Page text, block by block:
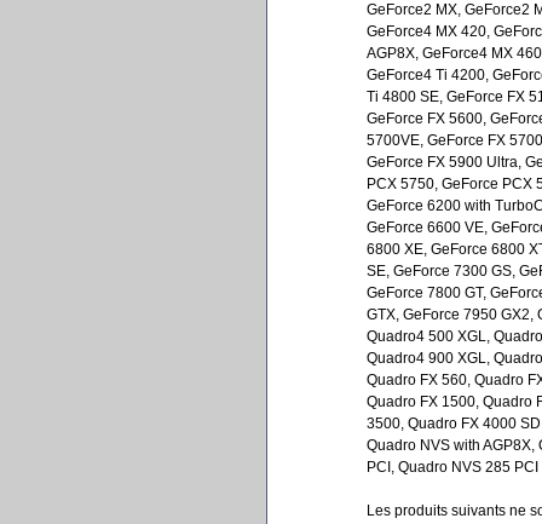
GeForce2 MX, GeForce2
GeForce4 MX 420,
AGP8X, GeForce4 MX
GeForce4 Ti 4200,
Ti 4800 SE, GeForce FX
GeForce FX 5600,
5700VE, GeForce FX
GeForce FX 5900 Ultra,
PCX 5750, GeForce PCX
GeForce 6200 with
GeForce 6600 VE,
6800 XE, GeForce 6800
SE, GeForce 7300 GS,
GeForce 7800 GT,
GTX, GeForce 7950
Quadro4 500 XGL,
Quadro4 900 XGL,
Quadro FX 560, Quadro
Quadro FX 1500, Quadro
3500, Quadro FX 4000
Quadro NVS with
PCI, Quadro NVS 285 PCI
Les produits suivants ne